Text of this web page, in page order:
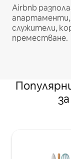
Airbnb
апартаменти,
служители,
преместване.